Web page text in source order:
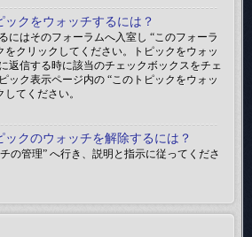
クをウォッチするには？
にはそのフォーラムへ入室し “このフォーラ
をクリックしてください。トピックをウォッ
返信する時に該当のチェックボックスをチェ
ック表示ページ内の “このトピックをウォッ
てください。
クのウォッチを解除するには？
の管理” へ行き、説明と指示に従ってくださ